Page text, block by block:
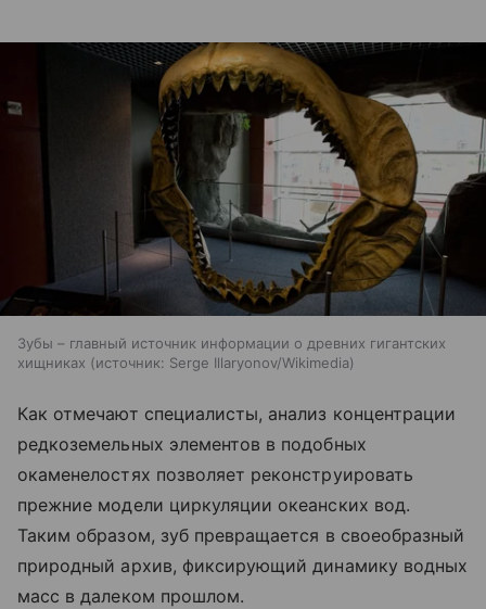
Зубы – главный источник информации о древних гигантских
хищниках
источник: Serge Illaryonov/Wikimedia
Как отмечают специалисты, анализ концентрации
редкоземельных элементов в подобных
окаменелостях позволяет реконструировать
прежние модели циркуляции океанских вод.
Таким образом, зуб превращается в своеобразный
природный архив, фиксирующий динамику водных
масс в далеком прошлом.